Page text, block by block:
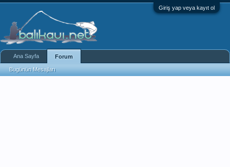
Giriş yap veya kayıt ol
Ana Sayfa Forum
Bugünün Mesajları